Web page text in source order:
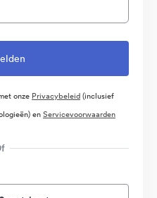
onze Privacybeleid(inclusief
enServicevoorwaarden